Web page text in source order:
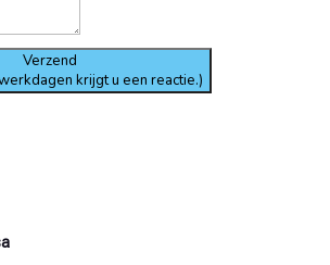
Verzend
krijgt u een reactie.)